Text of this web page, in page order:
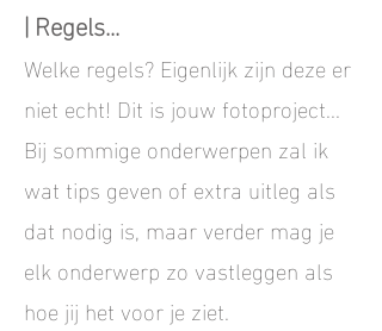
| Regels...
Welke regels? Eigenlijk zijn deze er
niet echt! Dit is jouw fotoproject...
Bij sommige onderwerpen zal ik
wat tips geven of extra uitleg als
dat nodig is, maar verder mag je
elk onderwerp zo vastleggen als
hoe jij het voor je ziet.